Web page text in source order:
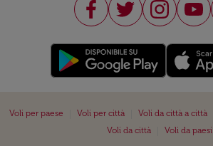
Voli per paese Voli per città Voli da città a città
Voli da città
Voli da paesi